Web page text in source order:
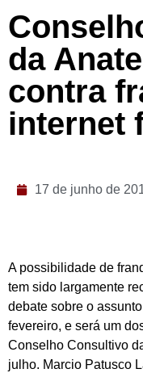
da
contra
internet
17 de junho de
A possibilidade de
tem sido largamente
debate sobre o
fevereiro, e será um
Conselho Consultivo
julho. Marcio Patusco